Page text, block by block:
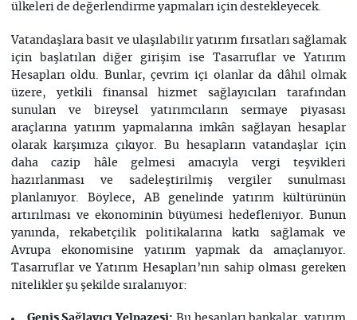
ülkeleri de değerlendirme yapmaları için destekleyecek.
Vatandaşlara basit ve ulaşılabilir yatırım fırsatları sağlamak
için başlatılan diğer girişim ise Tasarruflar ve Yatırım
Hesapları oldu. Bunlar, çevrim içi olanlar da dâhil olmak
üzere, yetkili finansal hizmet sağlayıcıları tarafından
sunulan ve bireysel yatırımcıların sermaye piyasası
araçlarına yatırım yapmalarına imkân sağlayan hesaplar
olarak karşımıza çıkıyor. Bu hesapların vatandaşlar için
daha cazip hâle gelmesi amacıyla vergi teşvikleri
hazırlanması ve sadeleştirilmiş vergiler sunulması
planlanıyor. Böylece, AB genelinde yatırım kültürünün
artırılması ve ekonominin büyümesi hedefleniyor. Bunun
yanında, rekabetçilik politikalarına katkı sağlamak ve
Avrupa ekonomisine yatırım yapmak da amaçlanıyor.
Tasarruflar ve Yatırım Hesapları’nın sahip olması gereken
nitelikler şu şekilde sıralanıyor: